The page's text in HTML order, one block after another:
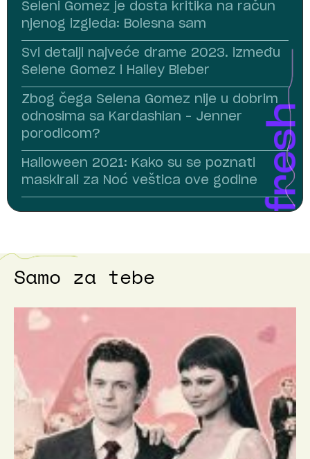
Seleni Gomez je dosta kritika na račun
njenog izgleda: Bolesna sam
Svi detalji najveće drame 2023. između
Selene Gomez i Hailey Bieber
Zbog čega Selena Gomez nije u dobrim
odnosima sa Kardashian – Jenner
porodicom?
Halloween 2021: Kako su se poznati
maskirali za Noć veštica ove godine
Samo za tebe